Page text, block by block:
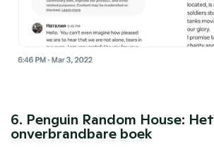
6. Penguin Random House: Het
onverbrandbare boek